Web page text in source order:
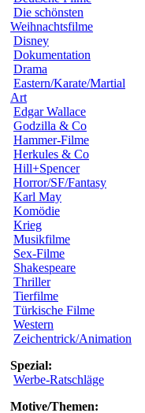
Die schönsten
Weihnachtsfilme
Disney
Dokumentation
Drama
Eastern/Karate/Martial
Art
Edgar Wallace
Godzilla & Co
Hammer-Filme
Herkules & Co
Hill+Spencer
Horror/SF/Fantasy
Karl May
Komödie
Krieg
Musikfilme
Sex-Filme
Shakespeare
Thriller
Tierfilme
Türkische Filme
Western
Zeichentrick/Animation
Spezial:
Werbe-Ratschläge
Motive/Themen: